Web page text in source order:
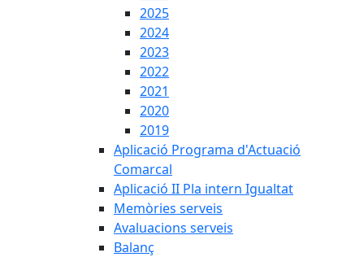
2025
2024
2023
2022
2021
2020
2019
Aplicació Programa d'Actuació
Comarcal
Aplicació II Pla intern Igualtat
Memòries serveis
Avaluacions serveis
Balanç